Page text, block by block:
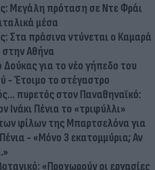
Μεγάλη πρόταση σε Ντε Φράι
μέσα
Στα πράσινα ντύνεται ο Καμαρά
Αθήνα
Δούκας για το νέο γήπεδο του
- Έτοιμο το στέγαστρο
πυρετός στον Παναθηναϊκό:
Ινάκι Πένια το «τριφύλλι»
φίλων της Μπαρτσελόνα για
- «Μόνο 3 εκατομμύρια; Αν
«Προχωρούν οι εργασίες